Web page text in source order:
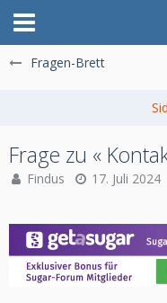
Fragen-Brett
Frage zu «
Findus 17. Juli 2024